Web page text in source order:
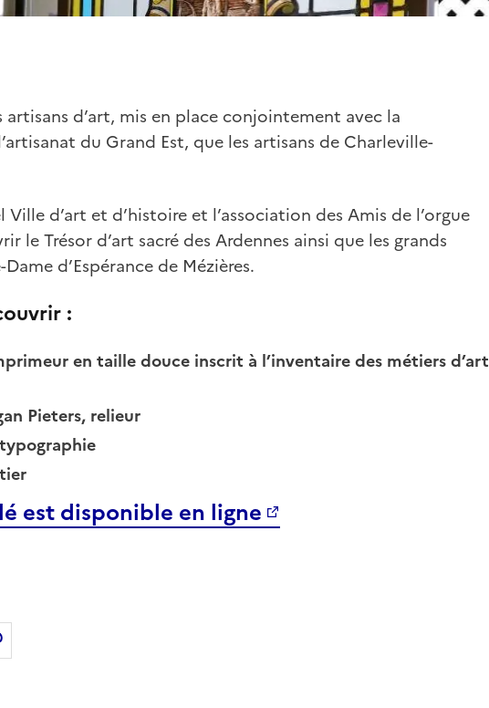
artisans d’art, mis en place conjointement avec la
du Grand Est, que les artisans de Charleville-
d’art et d’histoire et l’association des Amis de l’orgue
le Trésor d’art sacré des Ardennes ainsi que les grands
d’Espérance de Mézières.
:
en taille douce inscrit à l’inventaire des métiers d’art
Pieters, relieur
est disponible en ligne
sur Instagram